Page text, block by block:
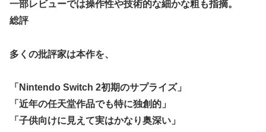
韓国人「韓国サッカー協会の性接待報道、海外でも大騒ぎ
に・・・2002年W杯4強の記録取り消しの声も」→「マジで
【セクシー】人気美人声優、太ももチラリｗｗｗｗｗｗｗｗ
ｗｗｗｗｗｗｗｗｗｗｗｗｗｗｗｗ
「私達が原爆ドーム前をあけ渡せば核戦争が始まってしま
一部レビューでは操作性や技術的な細かな粗も指摘。
総評
多くの批評家は本作を、
「Nintendo Switch 2初期のサプライズ」
「近年の任天堂作品でも特に独創的」
「子供向けに見えて実はかなり奥深い」